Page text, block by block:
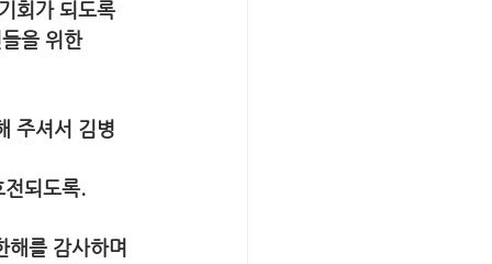
기회가 되도록
들을 위한
주셔서 김병
전되도록.
를 감사하며